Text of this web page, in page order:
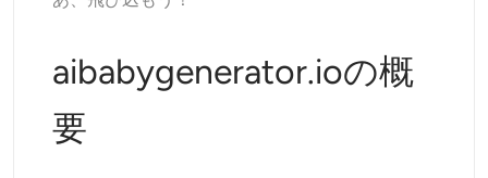
動画ウォーターマーク削除ツール
aibabygenerator.ioの概
要